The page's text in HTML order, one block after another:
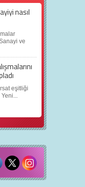
nasıl
ve
eşitliği
Yeni...